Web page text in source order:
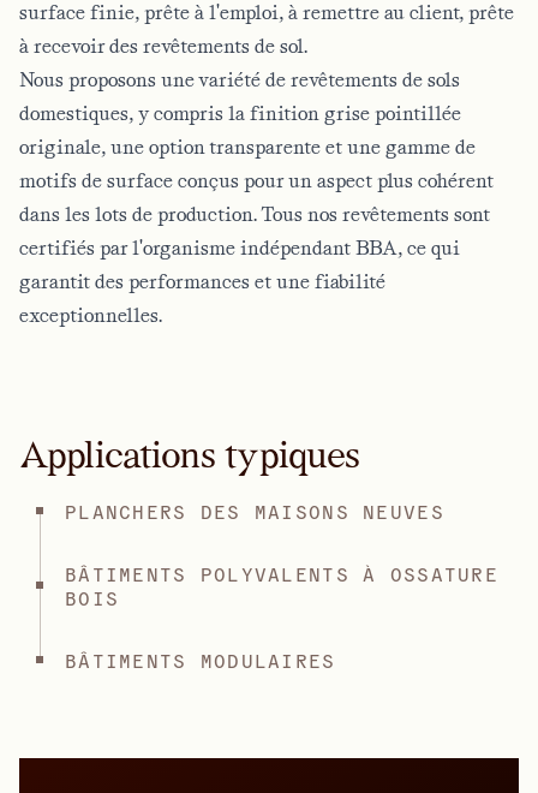
surface finie, prête à l'emploi, à remettre au client, prête
à recevoir des revêtements de sol.
Nous proposons une variété de revêtements de sols
domestiques, y compris la finition grise pointillée
originale, une option transparente et une gamme de
motifs de surface conçus pour un aspect plus cohérent
dans les lots de production. Tous nos revêtements sont
certifiés par l'organisme indépendant BBA, ce qui
garantit des performances et une fiabilité
exceptionnelles.
Applications typiques
PLANCHERS DES MAISONS NEUVES
BÂTIMENTS POLYVALENTS À OSSATURE
BOIS
BÂTIMENTS MODULAIRES